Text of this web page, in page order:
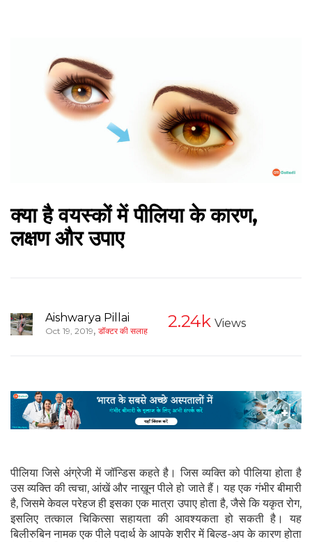
क्या है वयस्कों में पीलिया के कारण,
लक्षण और उपाए
Aishwarya Pillai
Oct 19, 2019, डॉक्टर की सलाह 2.24k Views
पीलिया जिसे अंग्रेजी में जॉन्डिस कहते है। जिस व्यक्ति को पीलिया होता है
उस व्यक्ति की त्वचा, आंखें और नाख़ून पीले हो जाते हैं। यह एक गंभीर बीमारी
है, जिसमे केवल परेहज ही इसका एक मात्रा उपाए होता है, जैसे कि यकृत रोग,
इसलिए तत्काल चिकित्सा सहायता की आवश्यकता हो सकती है। यह
बिलीरुबिन नामक एक पीले पदार्थ के आपके शरीर में बिल्ड-अप के कारण होता